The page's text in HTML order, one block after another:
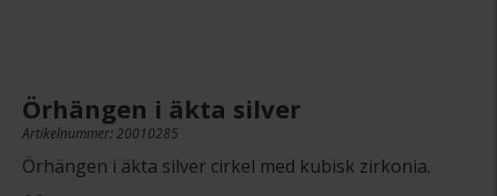
Örhängen i äkta silver
Artikelnummer: 20010285
Örhängen i äkta silver cirkel med kubisk zirkonia.